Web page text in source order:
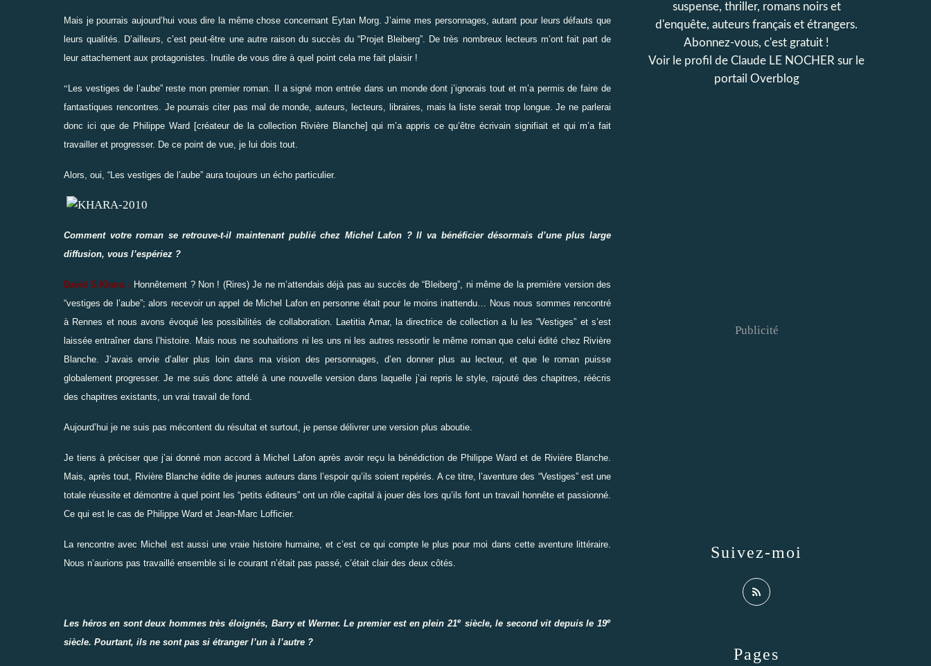
Mais je pourrais aujourd’hui vous dire la même chose concernant Eytan Morg. J’aime mes personnages, autant pour leurs défauts que
leurs qualités. D’ailleurs, c’est peut-être une autre raison du succès du“Projet Bleiberg” . De très nombreux lecteurs m’ont fait part de
leur attachement aux protagonistes. Inutile de vous dire à quel point cela me fait plaisir !
“ Les vestiges de l’aube”reste mon premier roman. Il a signé mon entrée dans un monde dont j’ignorais tout et m’a permis de faire de
fantastiques rencontres. Je pourrais citer pas mal de monde, auteurs, lecteurs, libraires, mais la liste serait trop longue. Je ne parlerai
donc ici que de Philippe Ward [créateur de la collection Rivière Blanche] qui m’a appris ce qu’être écrivain signifiait et qui m’a fait
travailler et progresser. De ce point de vue, je lui dois tout.
Alors, oui, “ Les vestiges de l’aube” aura toujours un écho particulier.
Comment votre roman se retrouve-t-il maintenant publié chez Michel Lafon ? Il va bénéficier désormais d’une plus large
diffusion, vous l’espériez ?
David S.Khara : Honnêtement ? Non ! (Rires) Je ne m’attendais déjà pas au succès de “Bleiberg” , ni même de la première version des
“vestiges de l’aube”;alors recevoir un appel de Michel Lafon en personne était pour le moins inattendu… Nous nous sommes rencontré
à Rennes et nous avons évoqué les possibilités de collaboration. Laetitia Amar, la directrice de collection a lu les “Vestiges” et s’est
laisséeentraîner dans l’histoire. Mais nous ne souhaitions ni les uns ni les autres ressortir le même roman que celui édité chez Rivière
Blanche. J’avais envie d’aller plus loin dans ma vision des personnages, d’en donner plus au lecteur, et que le roman puisse
globalement progresser. Je me suis donc attelé à une nouvelle version dans laquelle j’ai repris le style, rajouté des chapitres, réécris
des chapitres existants, un vrai travail de fond.
Aujourd’hui je ne suis pas mécontent du résultat et surtout, je pense délivrer une version plus aboutie.
Je tiens à préciser que j’ai donné mon accord à Michel Lafon après avoir reçu la bénédiction de Philippe Ward et de Rivière Blanche.
Mais, après tout, Rivière Blanche édite de jeunes auteurs dans l’espoir qu’ils soient repérés. A ce titre, l’aventure des “Vestiges”est une
totale réussite et démontre à quel point les “petits éditeurs” ont un rôle capital à jouer dès lors qu’ils font un travail honnête et passionné.
Ce qui est le cas de Philippe Ward et Jean-Marc Lofficier.
La rencontre avec Michel est aussi une vraie histoire humaine, et c’est ce qui compte le plus pour moi dans cette aventure littéraire.
Nous n’aurions pas travaillé ensemble si le courant n’était pas passé, c’était clair des deux côtés.
Les héros en sont deux hommes très éloignés, Barry et Werner. Le premier est en plein 21e siècle, le second vit depuis le 19e
siècle. Pourtant, ils ne sont pas si étranger l’un à l’autre ?
Pages
suspense, thriller, romans noirs et
d'enquête, auteurs français et étrangers.
Abonnez-vous, c'est gratuit !
Voir le profil de Claude LE NOCHER sur le
portail Overblog
Suivez-moi
Publicité